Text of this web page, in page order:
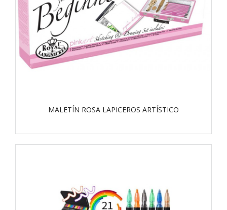
MALETÍN ROSA LAPICEROS ARTÍSTICO